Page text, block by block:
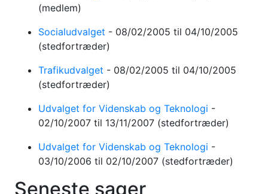
(medlem)
Socialudvalget - 08/02/2005 til 04/10/2005
(stedfortræder)
Trafikudvalget - 08/02/2005 til 04/10/2005
(stedfortræder)
Udvalget for Videnskab og Teknologi -
02/10/2007 til 13/11/2007 (stedfortræder)
Udvalget for Videnskab og Teknologi -
03/10/2006 til 02/10/2007 (stedfortræder)
Seneste sager